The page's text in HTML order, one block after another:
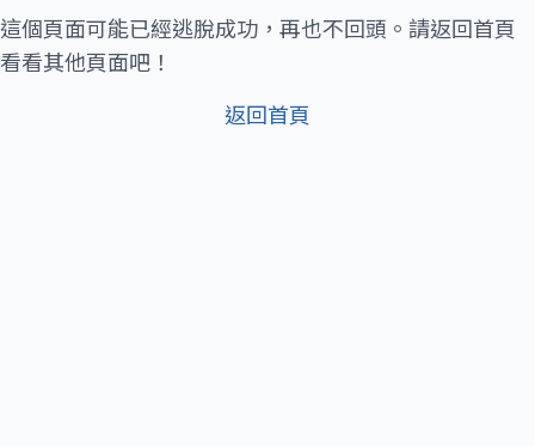
這個頁面可能已經逃脫成功，再也不回頭。請返回首頁
看看其他頁面吧！
返回首頁